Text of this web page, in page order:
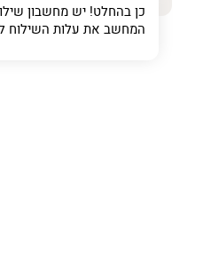
כן בהחלט! יש מחשבון
המחשב את עלות השילוח